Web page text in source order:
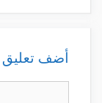
أضف تعليق